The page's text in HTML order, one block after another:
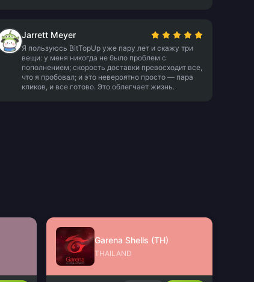
Jarrett Meyer
Я пользуюсь BitTopUp уже пару лет и скажу три
вещи: у меня никогда не было проблем с
пополнением; скорость доставки превосходит все,
что я пробовал; и это невероятно просто — пара
кликов, и все готово. Это облегчает жизнь.
Garena Shells (TH)
THAILAND